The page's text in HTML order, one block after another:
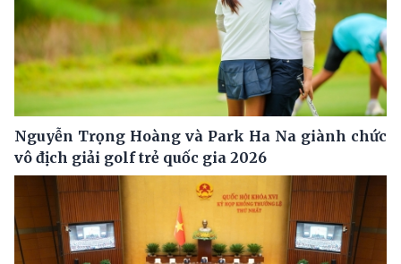
Nguyễn Trọng Hoàng và Park Ha Na giành chức
vô địch giải golf trẻ quốc gia 2026